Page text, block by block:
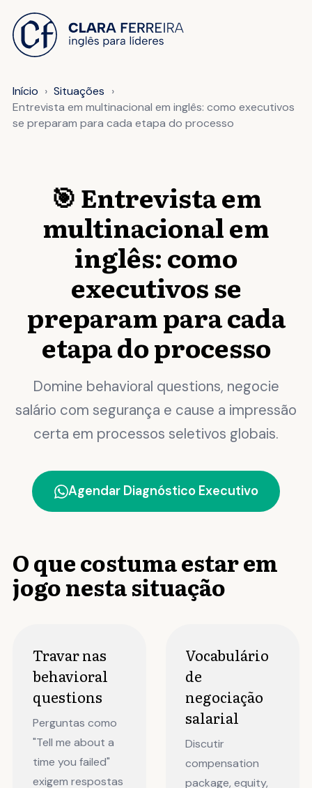
Início
Situações
Entrevista em multinacional em inglês: como executivos
se preparam para cada etapa do processo
🎯 Entrevista em
multinacional em
inglês: como
executivos se
preparam para cada
etapa do processo
Domine behavioral questions, negocie
salário com segurança e cause a impressão
certa em processos seletivos globais.
Agendar Diagnóstico Executivo
O que costuma estar em
jogo nesta situação
Travar nas
behavioral
questions
Perguntas como
"Tell me about a
time you failed"
exigem respostas
Vocabulário
de
negociação
salarial
Discutir
compensation
package, equity,